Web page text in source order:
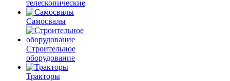
телескопические
Самосвалы
Строительное
оборудование
Тракторы